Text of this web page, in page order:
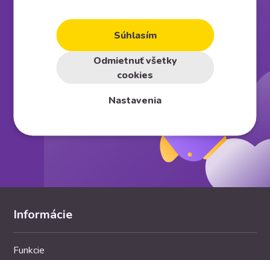
Súhlasím
Odmietnuť všetky
cookies
Nastavenia
Informácie
Funkcie